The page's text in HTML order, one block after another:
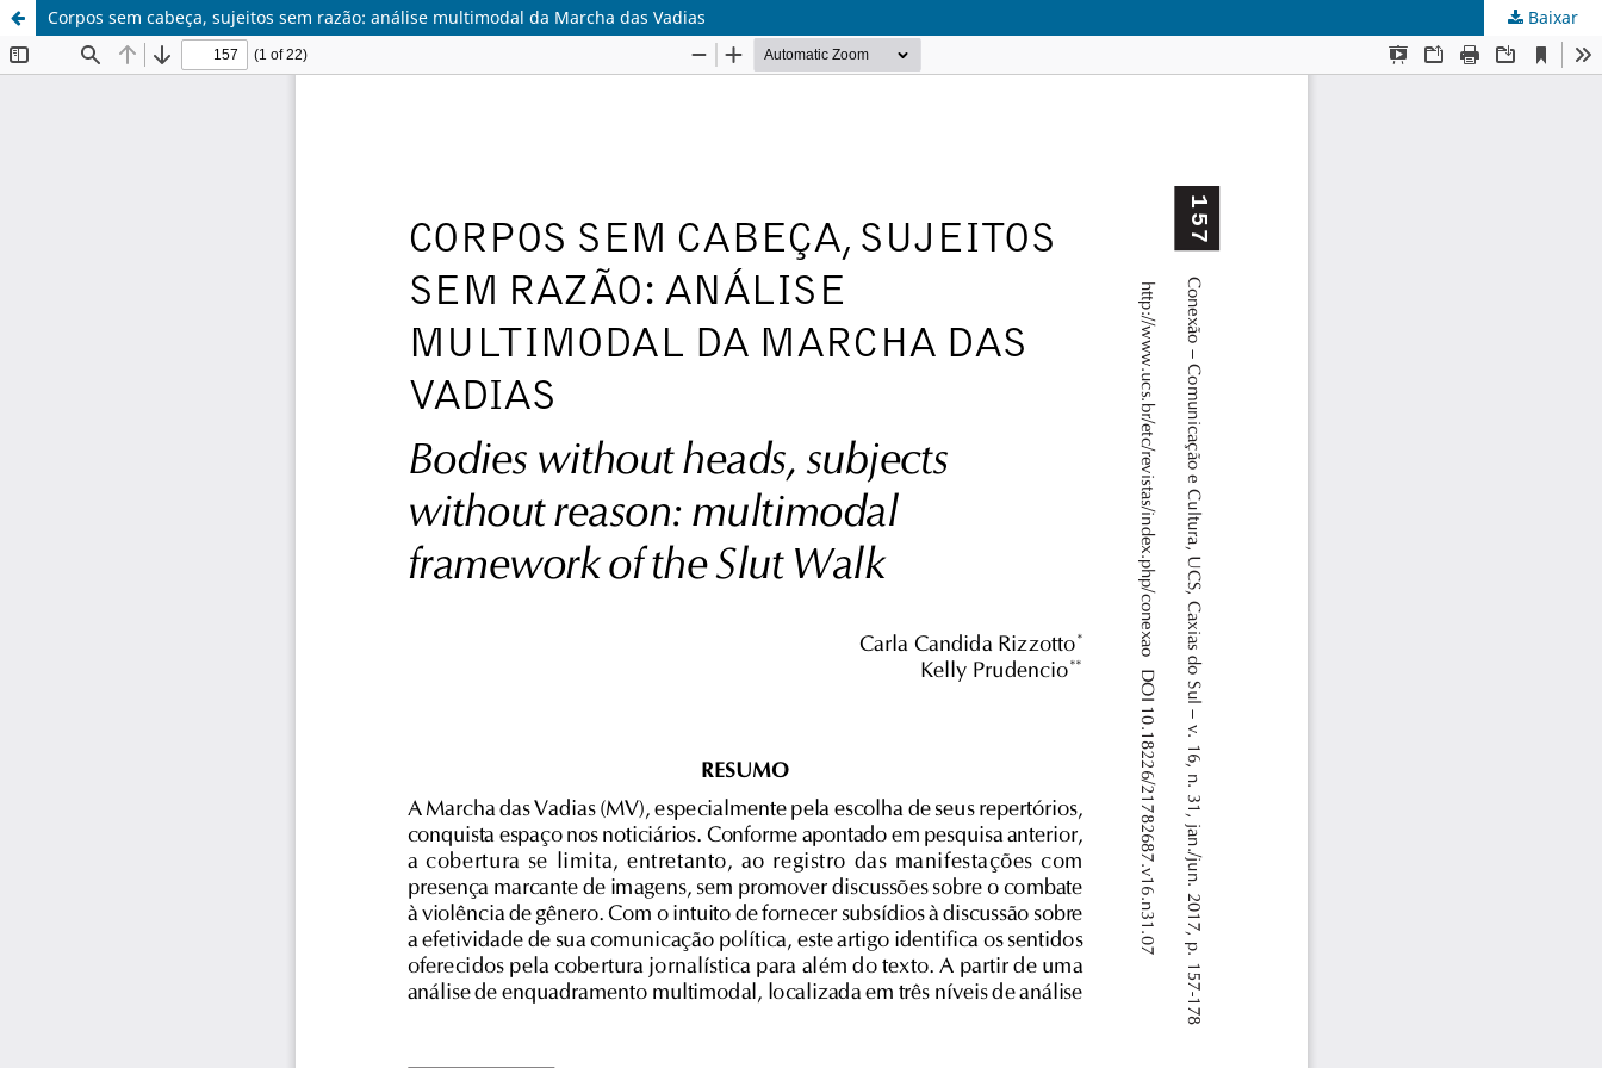
Corpos sem cabeça, sujeitos sem razão: análise multimodal da Marcha das Vadias Baixar